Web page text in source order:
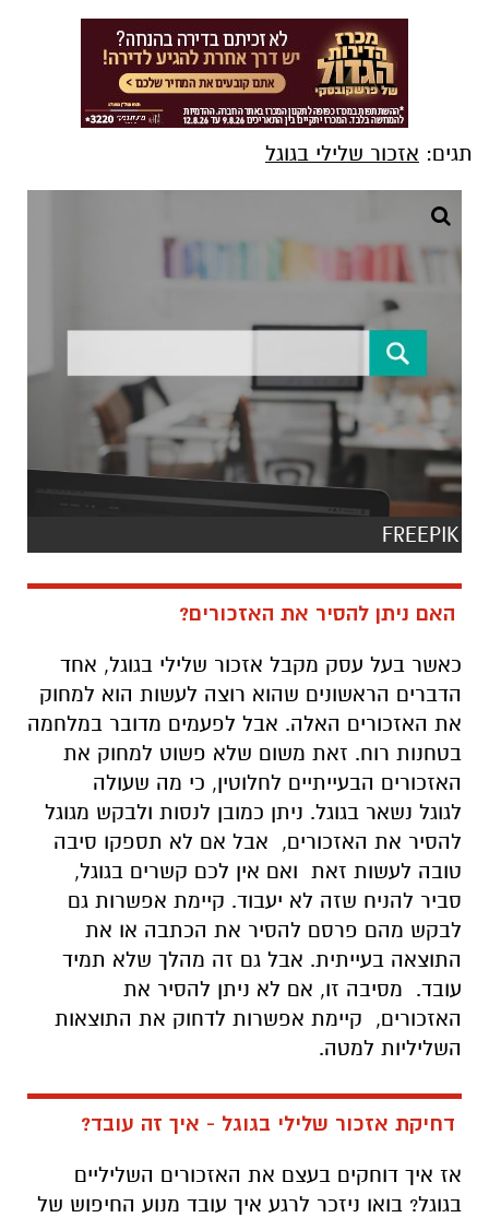
תגים: אזכור שלילי בגוגל
FREEPIK
האם ניתן להסיר את האזכורים?
כאשר בעל עסק מקבל אזכור שלילי בגוגל, אחד
הדברים הראשונים שהוא רוצה לעשות הוא למחוק
את האזכורים האלה. אבל לפעמים מדובר במלחמה
בטחנות רוח. זאת משום שלא פשוט למחוק את
האזכורים הבעייתיים לחלוטין, כי מה שעולה
לגוגל נשאר בגוגל. ניתן כמובן לנסות ולבקש מגוגל
להסיר את האזכורים, אבל אם לא תספקו סיבה
טובה לעשות זאת ואם אין לכם קשרים בגוגל,
סביר להניח שזה לא יעבוד. קיימת אפשרות גם
לבקש מהם פרסם להסיר את הכתבה או את
התוצאה בעייתית. אבל גם זה מהלך שלא תמיד
עובד. מסיבה זו, אם לא ניתן להסיר את
האזכורים, קיימת אפשרות לדחוק את התוצאות
השליליות למטה.
דחיקת אזכור שלילי בגוגל - איך זה עובד?
אז איך דוחקים בעצם את האזכורים השליליים
בגוגל? בואו ניזכר לרגע איך עובד מנוע החיפוש של